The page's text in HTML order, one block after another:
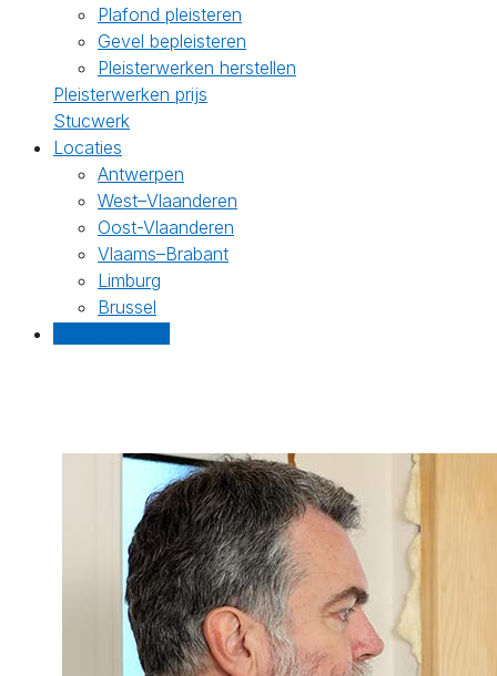
Plafond pleisteren
Gevel bepleisteren
Pleisterwerken herstellen
Pleisterwerken prijs
Stucwerk
Locaties
Antwerpen
West–Vlaanderen
Oost-Vlaanderen
Vlaams–Brabant
Limburg
Brussel